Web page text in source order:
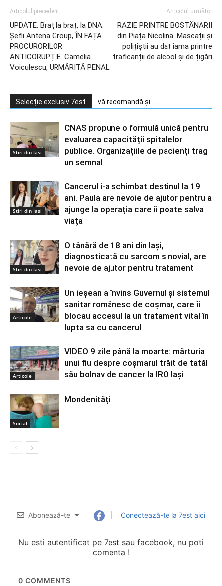
Articolul precedent
UPDATE. Braț la braț, la DNA.
Șefii Antena Group, ÎN FAȚA
PROCURORILOR
ANTICORUPȚIE. Camelia
Voiculescu, URMĂRITĂ PENAL
Articolul următor
RAZIE PRINTRE BOSTĂNARII
din Piața Nicolina. Mascații și
polițiștii au dat iama printre
traficanții de alcool și de țigări
Selecție exclusiv 7est vă recomandă și ...
Stiri din Iasi
CNAS propune o formulă unică pentru
evaluarea capacității spitalelor
publice. Organizațiile de pacienți trag
un semnal
Stiri din Iasi
Cancerul i-a schimbat destinul la 19
ani. Paula are nevoie de ajutor pentru a
ajunge la operația care îi poate salva
viața
Stiri din Iasi
O tânără de 18 ani din Iași,
diagnosticată cu sarcom sinovial, are
nevoie de ajutor pentru tratament
Articole
Un ieșean a învins Guvernul și sistemul
sanitar românesc de coșmar, care îi
blocau accesul la un tratament vital în
lupta sa cu cancerul
Articole
VIDEO 9 zile până la moarte: mărturia
unui fiu despre coșmarul trăit de tatăl
său bolnav de cancer la IRO Iași
Social
Mondenități
Abonează-te Conectează-te la 7est aici
Nu esti autentificat pe 7est sau facebook, nu poti
comenta !
0 COMMENTS